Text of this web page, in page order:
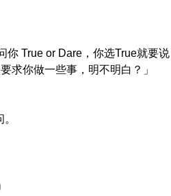
你 True or Dare，你选True就要说
求你做一些事，明不明白？」